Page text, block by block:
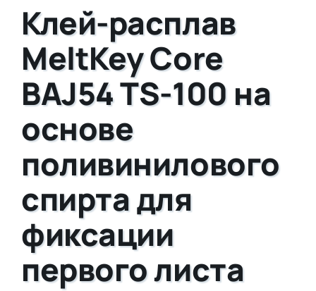
Клей-расплав
MeltKey Core
BAJ54 TS-100 на
основе
поливинилового
спирта для
фиксации
первого листа